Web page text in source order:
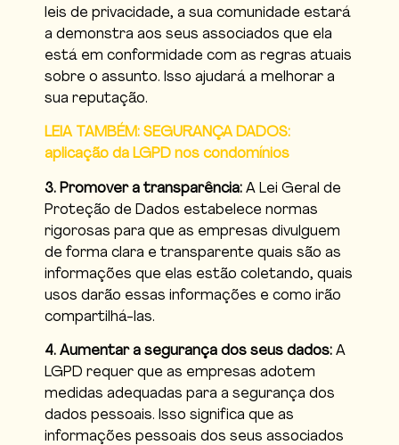
leis de privacidade, a sua comunidade estará
a demonstra aos seus associados que ela
está em conformidade com as regras atuais
sobre o assunto. Isso ajudará a melhorar a
sua reputação.
LEIA TAMBÉM: SEGURANÇA DADOS:
aplicação da LGPD nos condomínios
3. Promover a transparência: A Lei Geral de
Proteção de Dados estabelece normas
rigorosas para que as empresas divulguem
de forma clara e transparente quais são as
informações que elas estão coletando, quais
usos darão essas informações e como irão
compartilhá-las.
4. Aumentar a segurança dos seus dados: A
LGPD requer que as empresas adotem
medidas adequadas para a segurança dos
dados pessoais. Isso significa que as
informações pessoais dos seus associados